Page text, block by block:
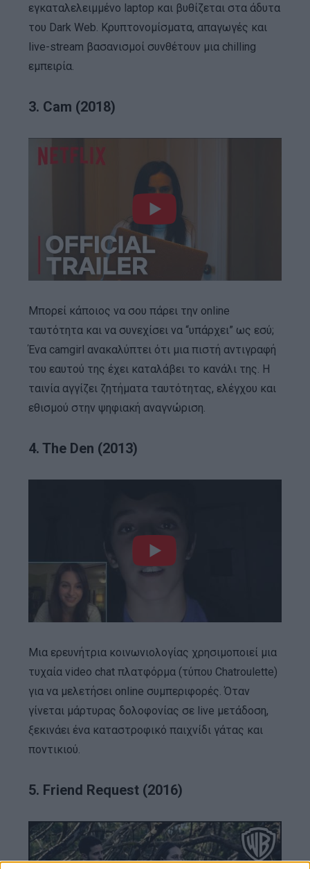
εγκαταλελειμμένο laptop και βυθίζεται στα άδυτα
του Dark Web. Κρυπτονομίσματα, απαγωγές και
live-stream βασανισμοί συνθέτουν μια chilling
εμπειρία.
3. Cam (2018)
Μπορεί κάποιος να σου πάρει την online
ταυτότητα και να συνεχίσει να “υπάρχει” ως εσύ;
Ένα camgirl ανακαλύπτει ότι μια πιστή αντιγραφή
του εαυτού της έχει καταλάβει το κανάλι της. Η
ταινία αγγίζει ζητήματα ταυτότητας, ελέγχου και
εθισμού στην ψηφιακή αναγνώριση.
4. The Den (2013)
Μια ερευνήτρια κοινωνιολογίας χρησιμοποιεί μια
τυχαία video chat πλατφόρμα (τύπου Chatroulette)
για να μελετήσει online συμπεριφορές. Όταν
γίνεται μάρτυρας δολοφονίας σε live μετάδοση,
ξεκινάει ένα καταστροφικό παιχνίδι γάτας και
ποντικιού.
5. Friend Request (2016)